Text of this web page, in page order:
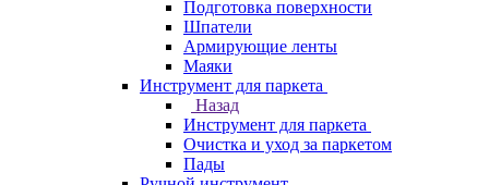
Подготовка поверхности
Шпатели
Армирующие ленты
Маяки
Инструмент для паркета
Назад
Инструмент для паркета
Очистка и уход за паркетом
Пады